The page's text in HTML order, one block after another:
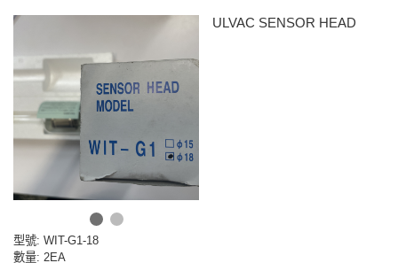
ULVAC SENSOR HEAD
型號: WIT-G1-18
數量: 2EA